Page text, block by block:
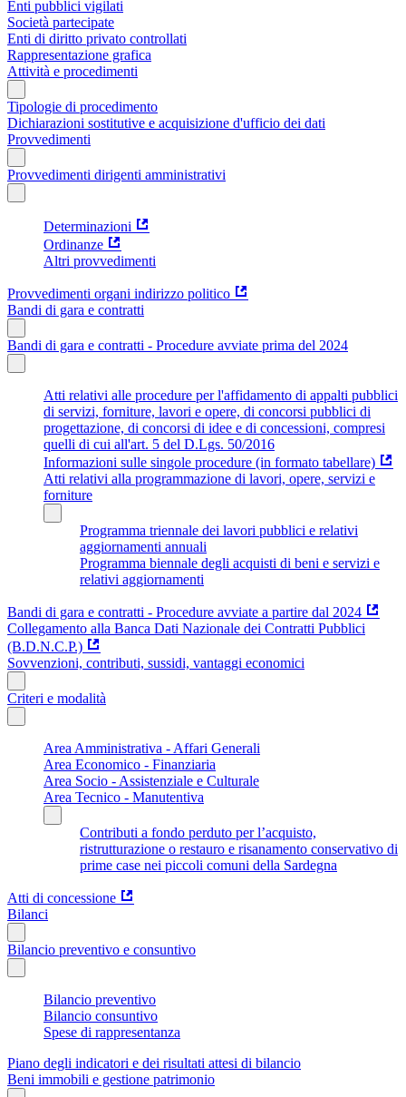
Enti pubblici vigilati
Società partecipate
Enti di diritto privato controllati
Rappresentazione grafica
Attività e procedimenti
Tipologie di procedimento
Dichiarazioni sostitutive e acquisizione d'ufficio dei dati
Provvedimenti
Provvedimenti dirigenti amministrativi
Determinazioni
Ordinanze
Altri provvedimenti
Provvedimenti organi indirizzo politico
Bandi di gara e contratti
Bandi di gara e contratti - Procedure avviate prima del 2024
Atti relativi alle procedure per l'affidamento di appalti pubblici
di servizi, forniture, lavori e opere, di concorsi pubblici di
progettazione, di concorsi di idee e di concessioni, compresi
quelli di cui all'art. 5 del D.Lgs. 50/2016
Informazioni sulle singole procedure (in formato tabellare)
Atti relativi alla programmazione di lavori, opere, servizi e
forniture
Programma triennale dei lavori pubblici e relativi
aggiornamenti annuali
Programma biennale degli acquisti di beni e servizi e
relativi aggiornamenti
Bandi di gara e contratti - Procedure avviate a partire dal 2024
Collegamento alla Banca Dati Nazionale dei Contratti Pubblici
(B.D.N.C.P.)
Sovvenzioni, contributi, sussidi, vantaggi economici
Criteri e modalità
Area Amministrativa - Affari Generali
Area Economico - Finanziaria
Area Socio - Assistenziale e Culturale
Area Tecnico - Manutentiva
Contributi a fondo perduto per l’acquisto,
ristrutturazione o restauro e risanamento conservativo di
prime case nei piccoli comuni della Sardegna
Atti di concessione
Bilanci
Bilancio preventivo e consuntivo
Bilancio preventivo
Bilancio consuntivo
Spese di rappresentanza
Piano degli indicatori e dei risultati attesi di bilancio
Beni immobili e gestione patrimonio